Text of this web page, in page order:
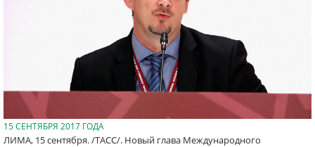
15 СЕНТЯБРЯ 2017 ГОДА
ЛИМА, 15 сентября. /ТАСС/. Новый глава Международного